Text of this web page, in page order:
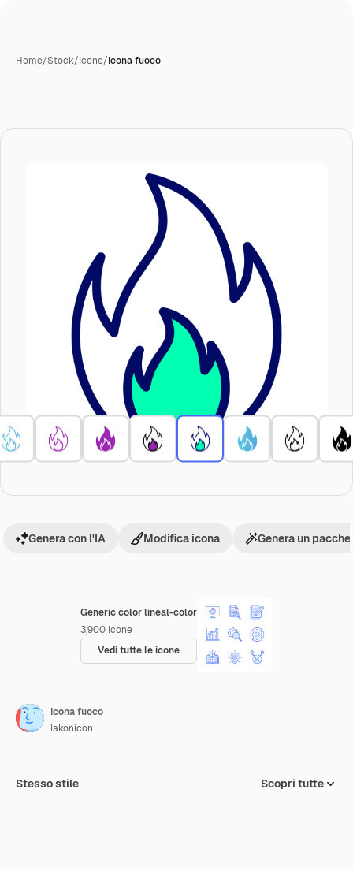
Home/Stock/Icone/Icona fuoco
Generic color lineal-color
3,900 Icone
Vedi tutte le icone
Genera con l'IA Modifica icona Genera un
Icona fuoco
lakonicon
Stesso stile Scopri tutte